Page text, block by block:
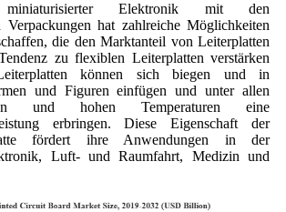
Elektronik mit den
Verpackungen hat zahlreiche Möglichkeiten
die den Marktanteil von Leiterplatten
zu flexiblen Leiterplatten verstärken
können sich biegen und in
und Figuren einfügen und unter allen
und hohen Temperaturen eine
erbringen. Diese Eigenschaft der
fördert ihre Anwendungen in der
Luft- und Raumfahrt, Medizin und